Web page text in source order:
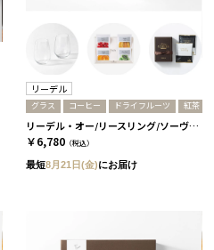
リーデル
グラス コーヒー ドライフルーツ 紅茶
リーデル・オー/リースリング/ソーヴィニヨン・ブラン 2個セット［リーデル］+ドライフルーツ+コーヒーor紅茶 コーヒー
￥6,780 （税込）
最短8月21日(金)にお届け